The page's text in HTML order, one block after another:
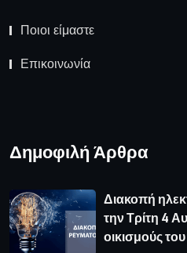
Ποιοι είμαστε
Επικοινωνία
Δημοφιλή Άρθρα
Διακοπή
την Τρίτη 4
οικισμούς του